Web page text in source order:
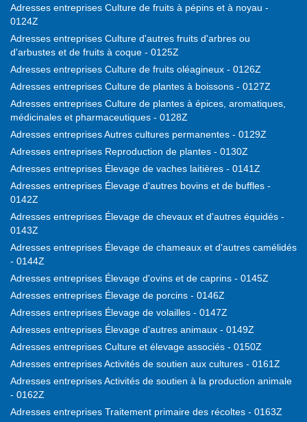
Adresses entreprises Culture de fruits à pépins et à noyau -
0124Z
Adresses entreprises Culture d'autres fruits d'arbres ou
d'arbustes et de fruits à coque - 0125Z
Adresses entreprises Culture de fruits oléagineux - 0126Z
Adresses entreprises Culture de plantes à boissons - 0127Z
Adresses entreprises Culture de plantes à épices, aromatiques,
médicinales et pharmaceutiques - 0128Z
Adresses entreprises Autres cultures permanentes - 0129Z
Adresses entreprises Reproduction de plantes - 0130Z
Adresses entreprises Élevage de vaches laitières - 0141Z
Adresses entreprises Élevage d'autres bovins et de buffles -
0142Z
Adresses entreprises Élevage de chevaux et d'autres équidés -
0143Z
Adresses entreprises Élevage de chameaux et d'autres camélidés
- 0144Z
Adresses entreprises Élevage d'ovins et de caprins - 0145Z
Adresses entreprises Élevage de porcins - 0146Z
Adresses entreprises Élevage de volailles - 0147Z
Adresses entreprises Élevage d'autres animaux - 0149Z
Adresses entreprises Culture et élevage associés - 0150Z
Adresses entreprises Activités de soutien aux cultures - 0161Z
Adresses entreprises Activités de soutien à la production animale
- 0162Z
Adresses entreprises Traitement primaire des récoltes - 0163Z